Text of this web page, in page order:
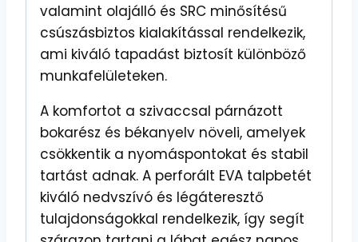
valamint olajálló és SRC minősítésű
csúszásbiztos kialakítással rendelkezik,
ami kiváló tapadást biztosít különböző
munkafelületeken.
A komfortot a szivaccsal párnázott
bokarész és békanyelv növeli, amelyek
csökkentik a nyomáspontokat és stabil
tartást adnak. A perforált EVA talpbetét
kiváló nedvszívó és légáteresztő
tulajdonságokkal rendelkezik, így segít